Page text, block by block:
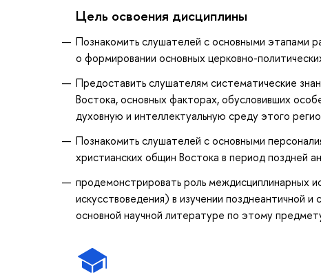
Цель освоения дисциплины
Познакомить слушателей с основными этапами
о формировании основных церковно-
Предоставить слушателям систематические
Востока, основных факторах, обусловивших
духовную и интеллектуальную среду этого
Познакомить слушателей с основными
христианских общин Востока в период поздней
продемонстрировать роль междисциплинарных
искусствоведения) в изучении позднеантичной
основной научной литературе по этому